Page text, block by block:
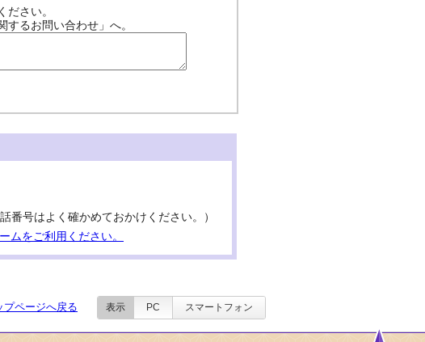
さい。
るお問い合わせ」へ。
号はよく確かめておかけください。）
をご利用ください。
プページへ戻る 表示 PC スマートフォン